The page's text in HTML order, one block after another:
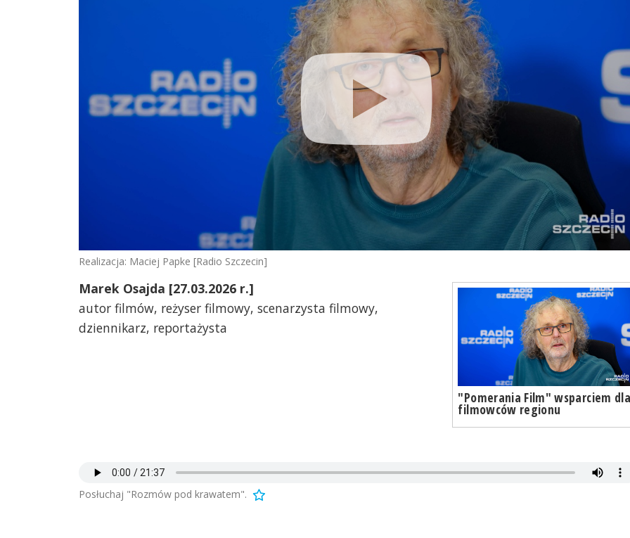
Realizacja: Maciej Papke [Radio Szczecin]
"Pomerania Film" wsparciem dla
filmowców regionu
Marek Osajda [27.03.2026 r.]
autor filmów, reżyser filmowy, scenarzysta filmowy,
dziennikarz, reportażysta
Posłuchaj "Rozmów pod krawatem".